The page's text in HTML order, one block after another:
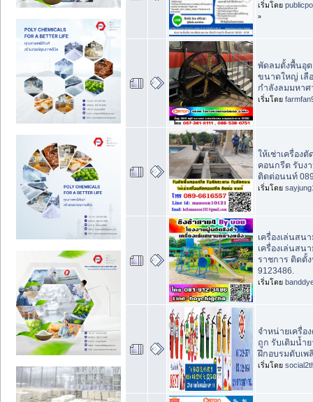
เริ่มโดย
»
พัดลมตั้งพื้นอุ
ขนาดใหญ่ เลื
กำลังลมมหา
เริ่มโดย
ให้เช่าเครื่องตั
คอนกรีต รับง
ติดต่อนนท์
เริ่มโดย
เครื่องเล่นสน
เครื่องเล่นสน
ราชการ ติดตั้
9123486.
เริ่มโดย
จำหน่ายเครื่อ
ถูก รับเติมน้ำ
ฝึกอบรมดับเพ
เริ่มโดย